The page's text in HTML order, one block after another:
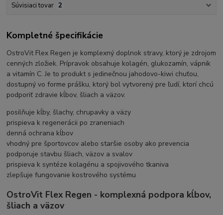
Súvisiaci tovar 2
Kompletné špecifikácie
OstroVit Flex Regen je komplexný doplnok stravy, ktorý je zdrojom
cenných zložiek. Prípravok obsahuje kolagén, glukozamín, vápnik
a vitamín C. Je to produkt s jedinečnou jahodovo-kiwi chuťou,
dostupný vo forme prášku, ktorý bol vytvorený pre ľudí, ktorí chcú
podporiť zdravie kĺbov, šliach a väzov.
posilňuje kĺby, šlachy, chrupavky a väzy
prispieva k regenerácii po zraneniach
denná ochrana kĺbov
vhodný pre športovcov alebo staršie osoby ako prevencia
podporuje stavbu šliach, väzov a svalov
prispieva k syntéze kolagénu a spojivového tkaniva
zlepšuje fungovanie kostrového systému
OstroVit Flex Regen - komplexná podpora kĺbov,
šliach a väzov